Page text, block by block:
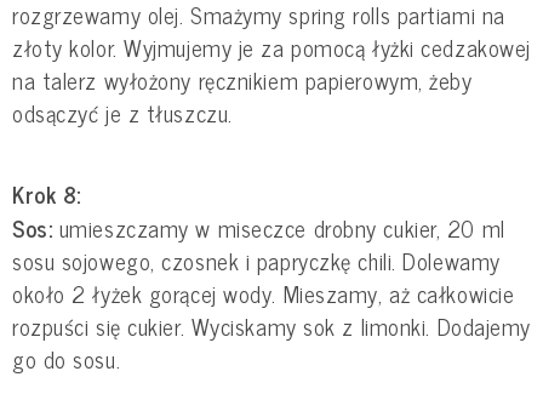
rozgrzewamy olej. Smażymy spring rolls partiami na
złoty kolor. Wyjmujemy je za pomocą łyżki cedzakowej
na talerz wyłożony ręcznikiem papierowym, żeby
odsączyć je z tłuszczu.
Krok 8:
Sos: umieszczamy w miseczce drobny cukier, 20 ml
sosu sojowego, czosnek i papryczkę chili. Dolewamy
około 2 łyżek gorącej wody. Mieszamy, aż całkowicie
rozpuści się cukier. Wyciskamy sok z limonki. Dodajemy
go do sosu.